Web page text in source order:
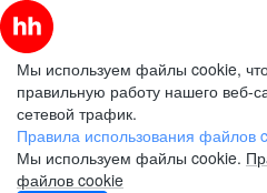
Мы используем файлы cookie,
правильную работу нашего веб-
сетевой трафик.
Правила использования файлов
Мы используем файлы cookie.
файлов cookie